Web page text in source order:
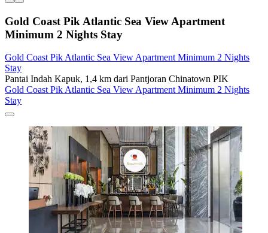
Gold Coast Pik Atlantic Sea View Apartment
Minimum 2 Nights Stay
Gold Coast Pik Atlantic Sea View Apartment Minimum 2 Nights
Stay
Pantai Indah Kapuk, 1,4 km dari Pantjoran Chinatown PIK
Gold Coast Pik Atlantic Sea View Apartment Minimum 2 Nights
Stay